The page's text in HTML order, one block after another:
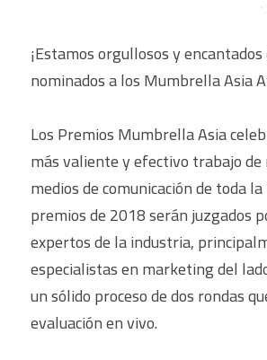
¡Estamos orgullosos y
nominados a los Mumbrella Asia
Los Premios Mumbrella Asia
más valiente y efectivo trabajo
medios de comunicación de toda
premios de 2018 serán juzgados
expertos de la industria,
especialistas en marketing del
un sólido proceso de dos rondas
evaluación en vivo.